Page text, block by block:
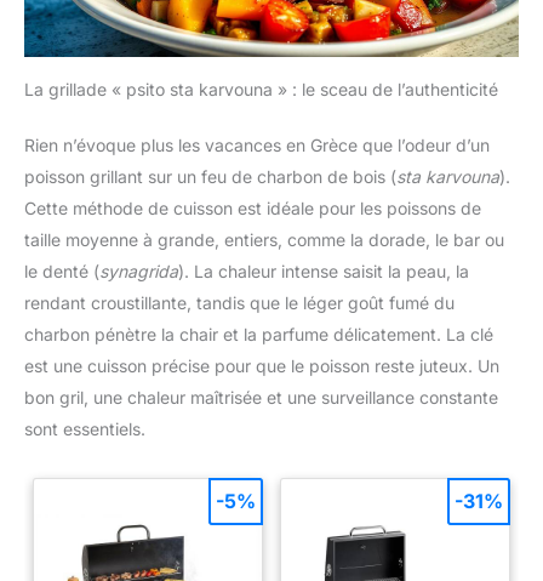
La grillade « psito sta karvouna » : le sceau de l’authenticité
Rien n’évoque plus les vacances en Grèce que l’odeur d’un
poisson grillant sur un feu de charbon de bois (sta karvouna).
Cette méthode de cuisson est idéale pour les poissons de
taille moyenne à grande, entiers, comme la dorade, le bar ou
le denté (synagrida). La chaleur intense saisit la peau, la
rendant croustillante, tandis que le léger goût fumé du
charbon pénètre la chair et la parfume délicatement. La clé
est une cuisson précise pour que le poisson reste juteux. Un
bon gril, une chaleur maîtrisée et une surveillance constante
sont essentiels.
-5% -31%